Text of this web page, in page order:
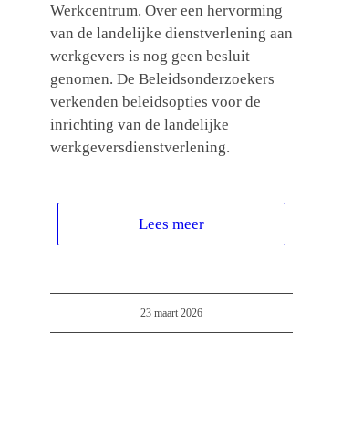
Werkcentrum. Over een hervorming
van de landelijke dienstverlening aan
werkgevers is nog geen besluit
genomen. De Beleidsonderzoekers
verkenden beleidsopties voor de
inrichting van de landelijke
werkgeversdienstverlening.
Lees meer
23 maart 2026